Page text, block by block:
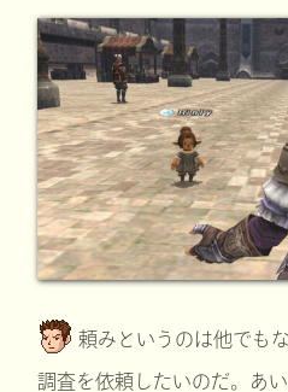
頼みというのは他でも
調査を依頼したいのだ。あ